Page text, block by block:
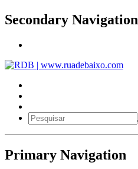
Secondary Navigation
Primary Navigation